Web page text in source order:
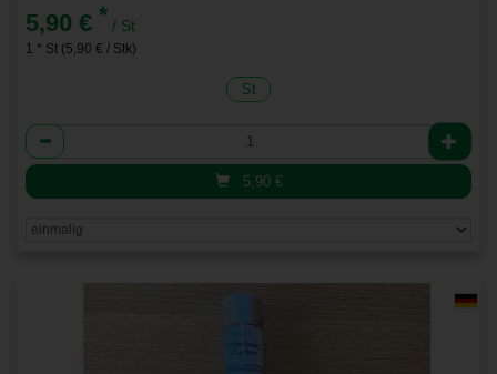
5,90 € * / St
1 * St (5,90 € / Stk)
St
Anzahl
5,90 €